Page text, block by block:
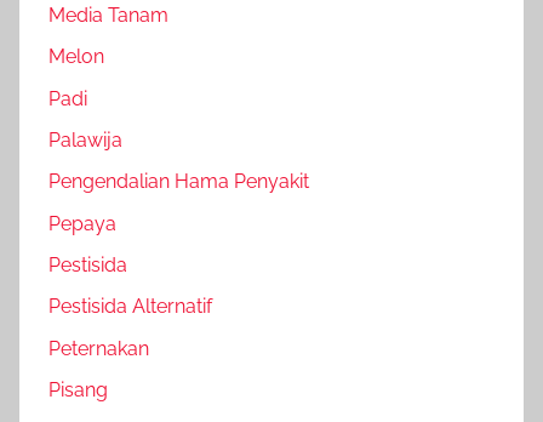
Media Tanam
Melon
Padi
Palawija
Pengendalian Hama Penyakit
Pepaya
Pestisida
Pestisida Alternatif
Peternakan
Pisang